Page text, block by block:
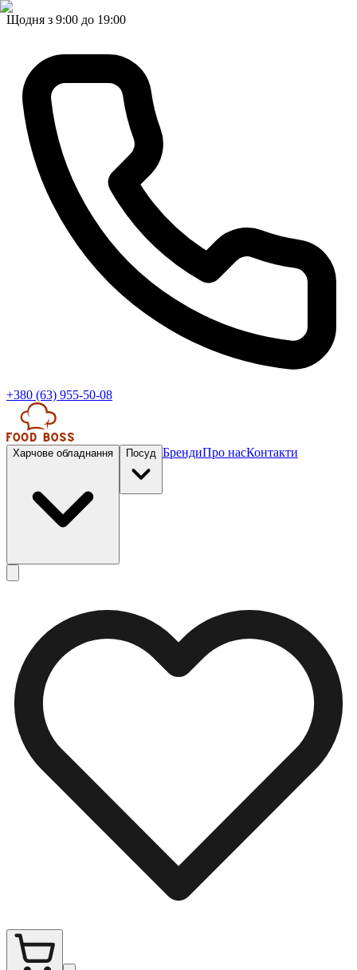
Щодня з 9:00 до 19:00
+380 (63) 955-50-08
Харчове обладнання Посуд БрендиПро насКонтакти